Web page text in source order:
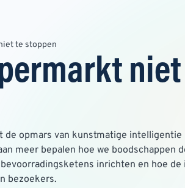
te stoppen
opmars van kunstmatige
meer bepalen hoe we boodschappen
inrichten en hoe de
bezoekers.